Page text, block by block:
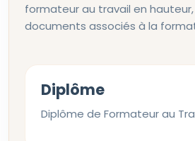
formateur au travail en
documents associés à la
Diplôme
Diplôme de Formateur au